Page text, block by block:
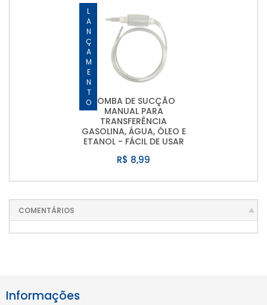
LANÇAMENTO BOMBA DE SUCÇÃO
MANUAL PARA
TRANSFERÊNCIA
GASOLINA, ÁGUA, ÓLEO E
ETANOL - FÁCIL DE USAR
R$ 8,99
COMENTÁRIOS
Informações